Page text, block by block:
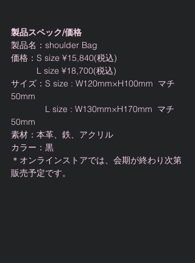
製品スペック/価格
製品名：shoulder Bag
価格：S size ¥15,840(税込)
L size ¥18,700(税込)
サイズ：S size : W120mm×H100mm  マチ
50mm
L size : W130mm×H170mm  マチ
50mm
素材：本革、鉄、アクリル
カラー：黒
＊オンラインストアでは、会期が終わり次第
販売予定です。